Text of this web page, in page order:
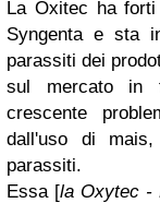
La Oxitec ha
Syngenta e sta
parassiti dei
sul mercato in
crescente
dall'uso di
parassiti.
Essa [la Oxytec -